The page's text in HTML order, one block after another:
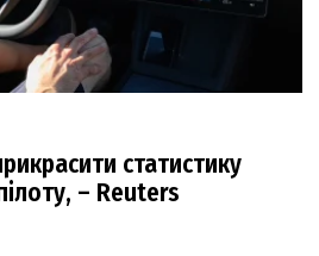
статистику
– Reuters